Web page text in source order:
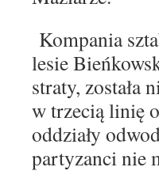
Kompania
lesie
straty, została
w trzecią linię
oddziały od
partyzancinie